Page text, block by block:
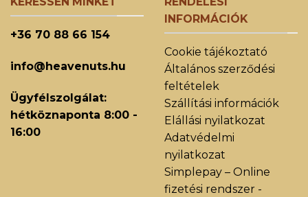
+36 70 88 66 154
info@heavenuts.hu
Ügyfélszolgálat:
hétköznaponta 8:00 -
16:00
INFORMÁCIÓK
Cookie tájékoztató
Általános szerződési
feltételek
Szállítási információk
Elállási nyilatkozat
Adatvédelmi
nyilatkozat
Simplepay – Online
fizetési rendszer -